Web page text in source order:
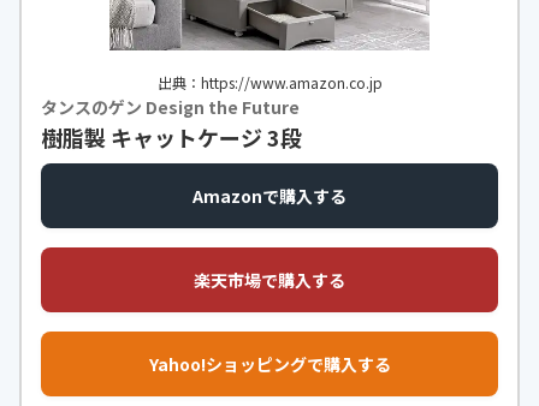
出典：https://www.amazon.co.jp
タンスのゲン Design the Future
樹脂製 キャットケージ 3段
Amazonで購入する
楽天市場で購入する
Yahoo!ショッピングで購入する